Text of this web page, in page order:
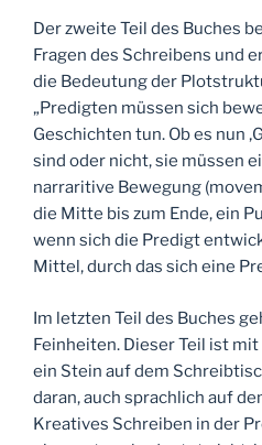
Der zweite Teil des Buches
Fragen des Schreibens und
die Bedeutung der
„Predigten müssen sich
Geschichten tun. Ob es nun
sind oder nicht, sie müssen
narraritive Bewegung
die Mitte bis zum Ende, ein
wenn sich die Predigt
Mittel, durch das sich eine
Im letzten Teil des Buches
Feinheiten. Dieser Teil ist
ein Stein auf dem
daran, auch sprachlich auf
Kreatives Schreiben in der